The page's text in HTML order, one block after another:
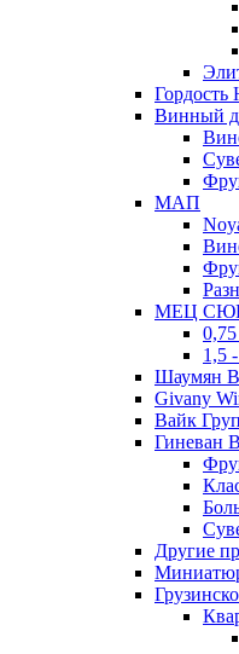
Гордость
Винный
МАП
МЕЦ
1,5
Шаумян
Givany
Вайк Груп
Гиневан
Другие